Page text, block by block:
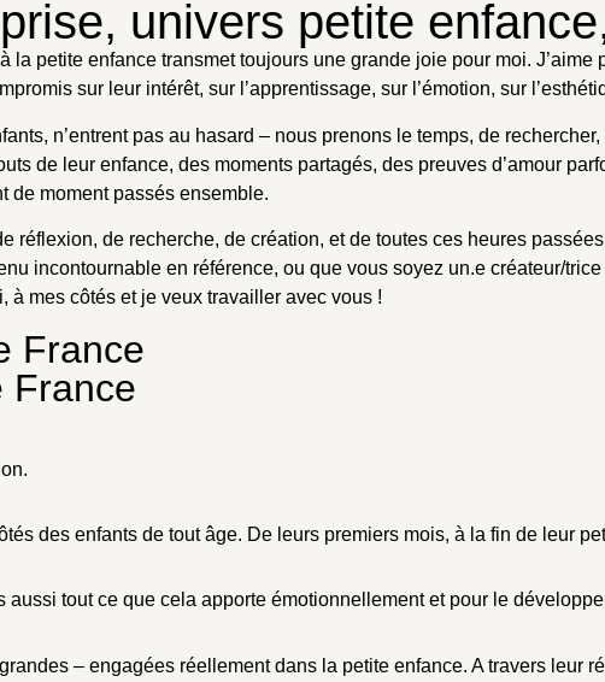
univers petite
la petite enfance transmet toujours une grande joie pour moi.
sur leur intérêt, sur l’apprentissage, sur l’émotion, sur
n’entrent pas au hasard – nous prenons le temps, de
de leur enfance, des moments partagés, des preuves d’amour
de moment passés ensemble.
réflexion, de recherche, de création, et de toutes ces heures
incontournable en référence, ou que vous soyez un.e créateur/
à mes côtés et je veux travailler avec vous !
France
France
des enfants de tout âge. De leurs premiers mois, à la fin de leur
tout ce que cela apporte émotionnellement et pour le
– engagées réellement dans la petite enfance. A travers leur